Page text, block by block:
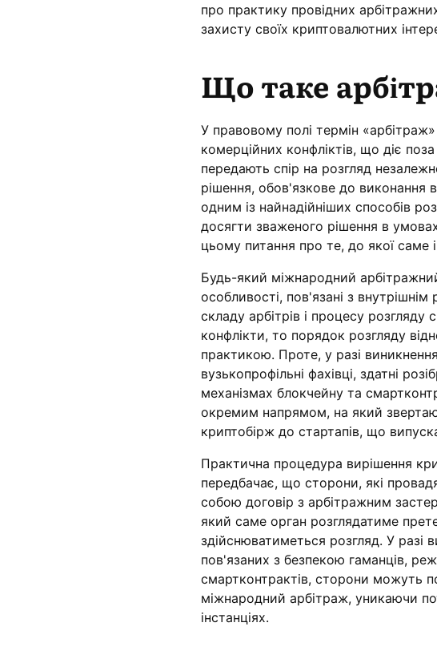
про практику провідних
захисту своїх криптовалютних
Що таке
У правовому полі термін
комерційних конфліктів, що діє
передають спір на розгляд
рішення, обов'язкове до виконання
одним із найнадійніших способів
досягти зваженого рішення в
цьому питання про те, до якої саме
Будь-який міжнародний
особливості, пов'язані з
складу арбітрів і процесу
конфлікти, то порядок розгляду
практикою. Проте, у разі
вузькопрофільні фахівці, здатні
механізмах блокчейну та
окремим напрямом, на який
криптобірж до стартапів, що
Практична процедура вирішення
передбачає, що сторони, які
собою договір з арбітражним
який саме орган розглядатиме
здійснюватиметься розгляд. У разі
пов'язаних з безпекою гаманців,
смартконтрактів, сторони можуть
міжнародний арбітраж, уникаючи
інстанціях.